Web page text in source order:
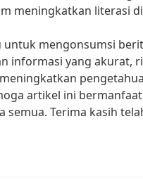
meningkatkan literasi
untuk mengonsumsi
informasi yang akurat,
artikel ini
semua. Terima kasih